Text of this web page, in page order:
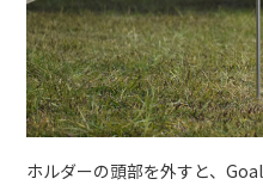
ホルダーの頭部を外すと、